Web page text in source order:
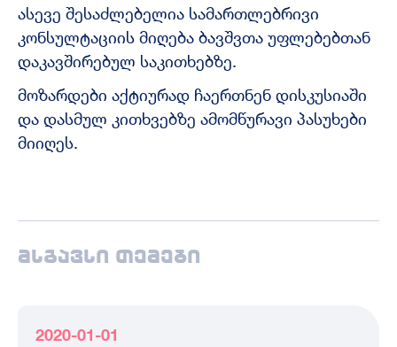
ასევე შესაძლებელია სამართლებრივი
კონსულტაციის მიღება ბავშვთა უფლებებთან
დაკავშირებულ საკითხებზე.
მოზარდები აქტიურად ჩაერთნენ დისკუსიაში
და დასმულ კითხვებზე ამომწურავი პასუხები
მიიღეს.
მსგავსი თემები
2020-01-01